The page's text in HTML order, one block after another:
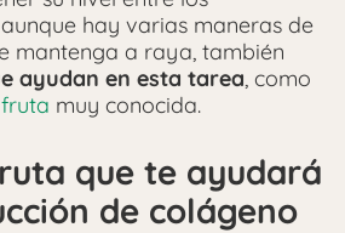
hay varias maneras de
mantenga a raya, también
ayudan en esta tarea, como
fruta muy conocida.
que te ayudará
de colágeno